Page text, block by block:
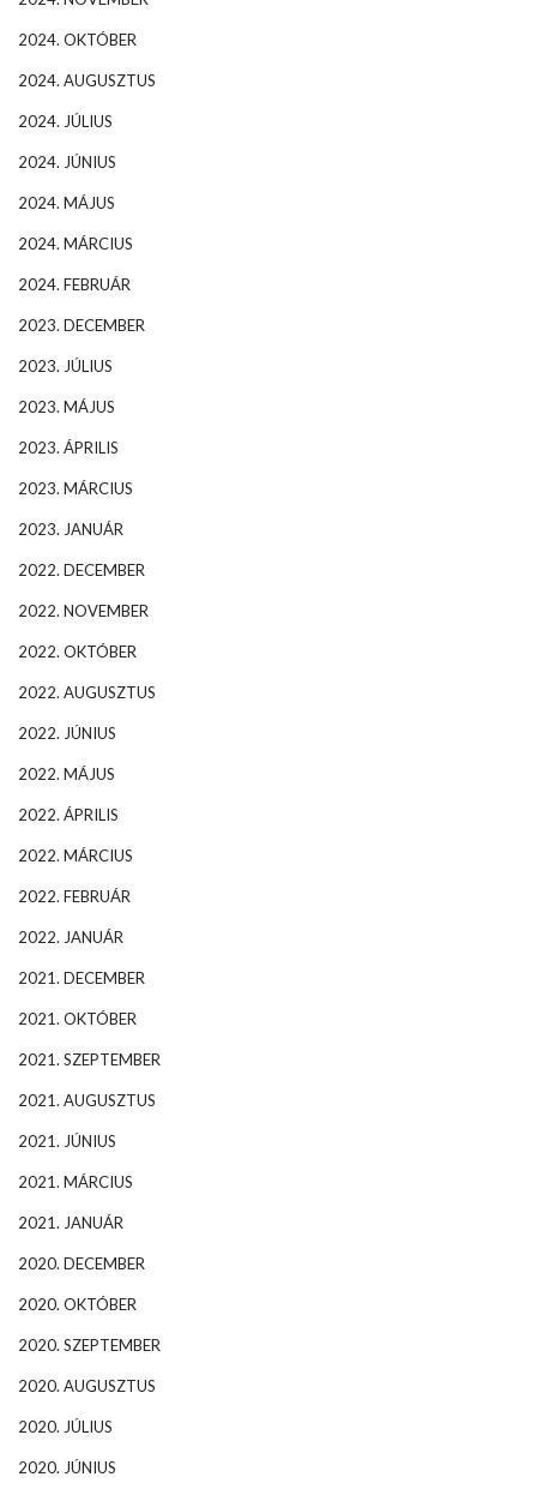
2024. OKTÓBER
2024. AUGUSZTUS
2024. JÚLIUS
2024. JÚNIUS
2024. MÁJUS
2024. MÁRCIUS
2024. FEBRUÁR
2023. DECEMBER
2023. JÚLIUS
2023. MÁJUS
2023. ÁPRILIS
2023. MÁRCIUS
2023. JANUÁR
2022. DECEMBER
2022. NOVEMBER
2022. OKTÓBER
2022. AUGUSZTUS
2022. JÚNIUS
2022. MÁJUS
2022. ÁPRILIS
2022. MÁRCIUS
2022. FEBRUÁR
2022. JANUÁR
2021. DECEMBER
2021. OKTÓBER
2021. SZEPTEMBER
2021. AUGUSZTUS
2021. JÚNIUS
2021. MÁRCIUS
2021. JANUÁR
2020. DECEMBER
2020. OKTÓBER
2020. SZEPTEMBER
2020. AUGUSZTUS
2020. JÚLIUS
2020. JÚNIUS